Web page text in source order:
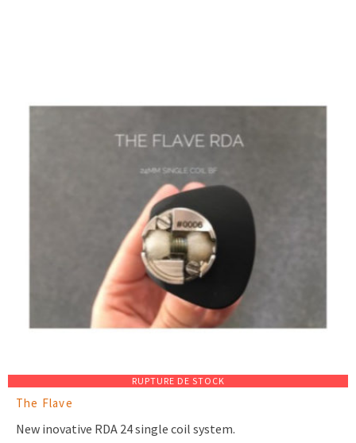
RUPTURE DE STOCK
The Flave
New inovative RDA 24 single coil system.